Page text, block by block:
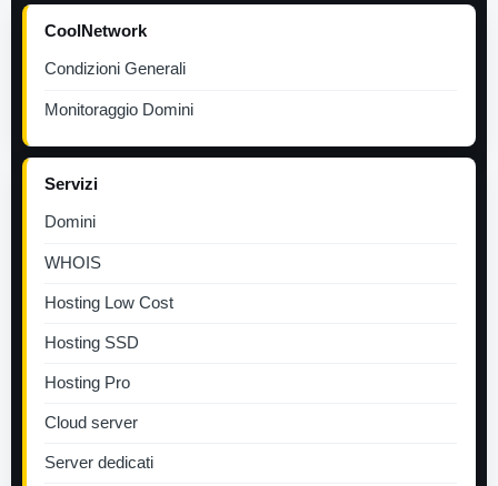
CoolNetwork
Condizioni Generali
Monitoraggio Domini
Servizi
Domini
WHOIS
Hosting Low Cost
Hosting SSD
Hosting Pro
Cloud server
Server dedicati